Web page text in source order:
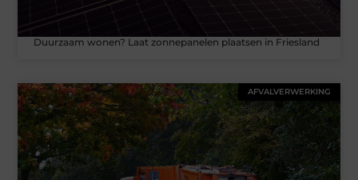
Duurzaam wonen? Laat zonnepanelen plaatsen in Friesland
AFVALVERWERKING